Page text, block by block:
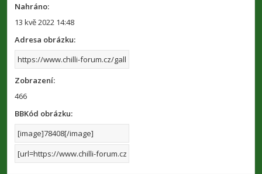
Nahráno:
13 kvě 2022 14:48
Adresa obrázku:
Zobrazení:
466
BBKód obrázku: